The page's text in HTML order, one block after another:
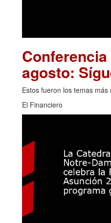
Conferencia
agosto:
Estos fueron los temas
El Financiero